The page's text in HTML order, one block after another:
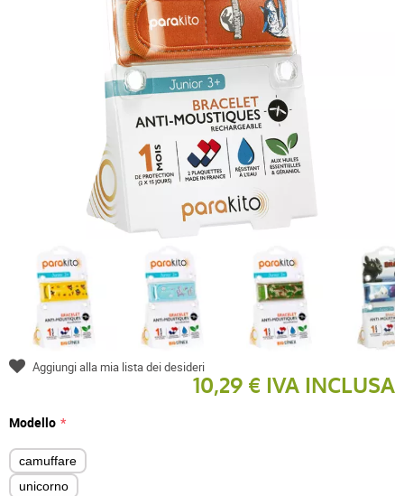
10,29 € IVA INCLUSA
Modello
camuffare
unicorno
Aggiungi alla mia lista dei desideri